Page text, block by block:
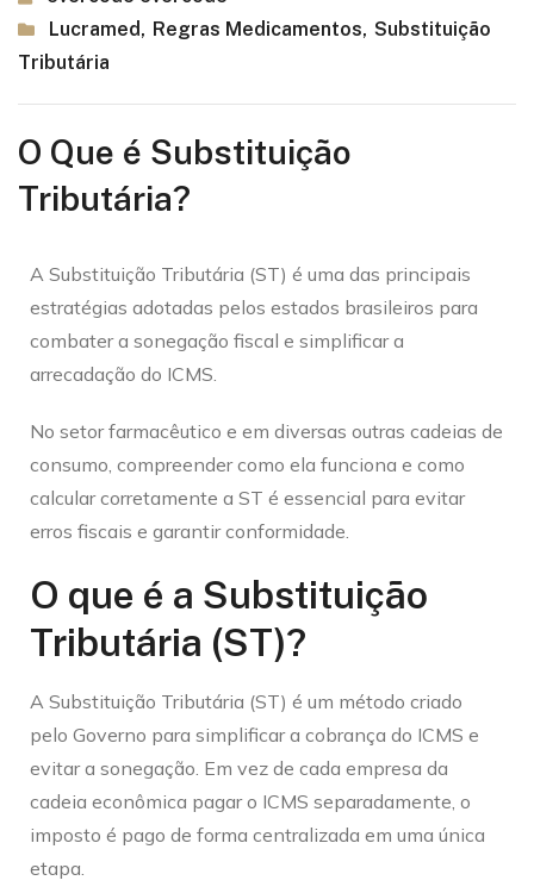
Lucramed, Regras Medicamentos, Substituição
Tributária
O Que é Substituição
Tributária?
A Substituição Tributária (ST) é uma das principais
estratégias adotadas pelos estados brasileiros para
combater a sonegação fiscal e simplificar a
arrecadação do ICMS.
No setor farmacêutico e em diversas outras cadeias de
consumo, compreender como ela funciona e como
calcular corretamente a ST é essencial para evitar
erros fiscais e garantir conformidade.
O que é a Substituição
Tributária (ST)?
A Substituição Tributária (ST) é um método criado
pelo Governo para simplificar a cobrança do ICMS e
evitar a sonegação. Em vez de cada empresa da
cadeia econômica pagar o ICMS separadamente, o
imposto é pago de forma centralizada em uma única
etapa.